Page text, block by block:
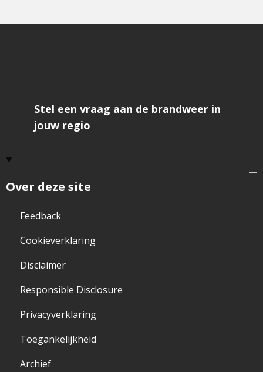
Over deze site
Feedback
Cookieverklaring
Disclaimer
Responsible Disclosure
Privacyverklaring
Toegankelijkheid
Archief
Stel een vraag aan de brandweer in
jouw regio